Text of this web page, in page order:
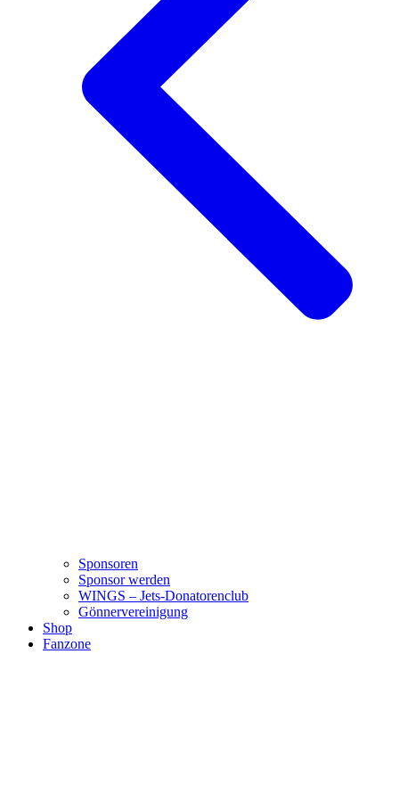
Sponsoren
Sponsor werden
WINGS – Jets-Donatorenclub
Gönnervereinigung
Shop
Fanzone